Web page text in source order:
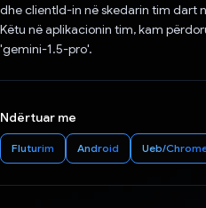
dhe clientId-in në skedarin tim dart
Këtu në aplikacionin tim, kam
'gemini-1.5-pro'.
Ndërtuar me
Fluturim Android Ueb/